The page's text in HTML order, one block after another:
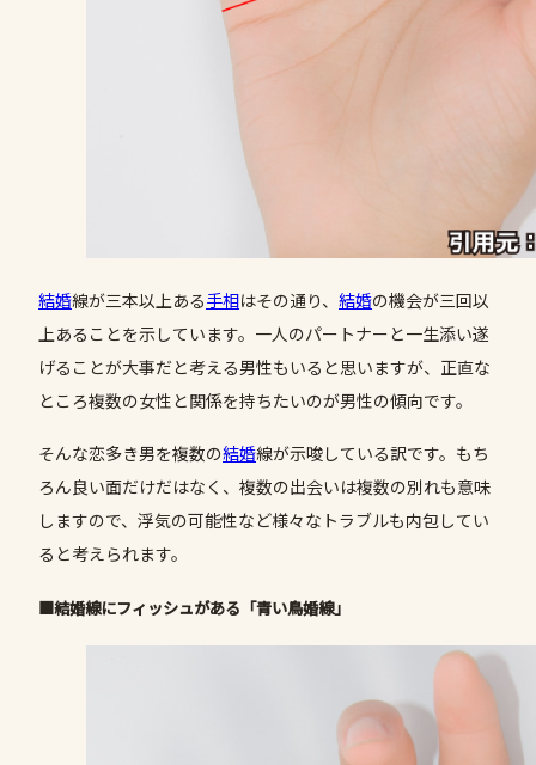
結婚線が三本以上ある手相はその通り、 結婚の機会が三回以
上あることを示しています。一人のパートナーと一生添い遂
げることが大事だと考える男性もいると思いますが、正直な
ところ複数の女性と関係を持ちたいのが男性の傾向です。
そんな恋多き男を複数の結婚線が示唆している訳です。もち
ろん良い面だけだはなく、複数の出会いは複数の別れも意味
しますので、浮気の可能性など様々なトラブルも内包してい
ると考えられます。
■結婚線にフィッシュがある「青い鳥婚線」